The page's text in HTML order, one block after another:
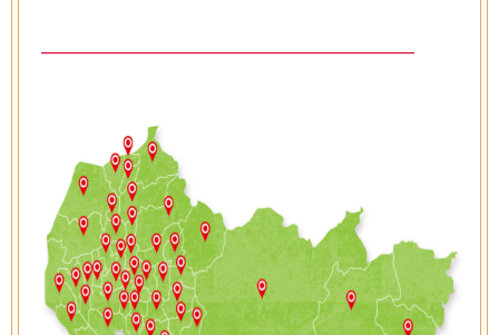
───────────────────────────────
───────────────────────────────